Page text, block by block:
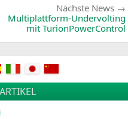
Nächste News
Multiplattform-Undervolting
mit TurionPowerControl